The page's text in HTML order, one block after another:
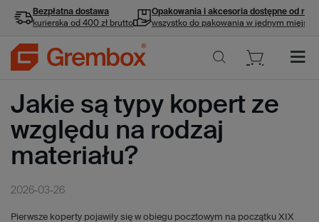
Bezpłatna dostawa
kurierska od 400 zł brutto
Opakowania i akcesoria dostępne od ręki
wszystko do pakowania w jednym miejscu
Jakie są typy kopert ze
względu na rodzaj
materiału?
2026-03-26
Pierwsze koperty pojawiły się w obiegu pocztowym na początku XIX